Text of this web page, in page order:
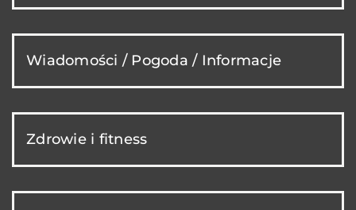
Wiadomości / Pogoda / Informacje
Zdrowie i fitness